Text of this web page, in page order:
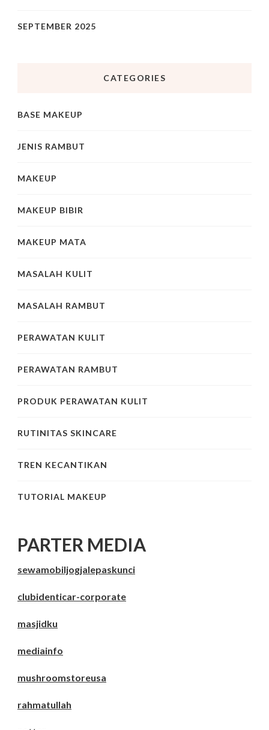
SEPTEMBER 2025
CATEGORIES
BASE MAKEUP
JENIS RAMBUT
MAKEUP
MAKEUP BIBIR
MAKEUP MATA
MASALAH KULIT
MASALAH RAMBUT
PERAWATAN KULIT
PERAWATAN RAMBUT
PRODUK PERAWATAN KULIT
RUTINITAS SKINCARE
TREN KECANTIKAN
TUTORIAL MAKEUP
PARTER MEDIA
sewamobiljogjalepaskunci
clubidenticar-corporate
masjidku
mediainfo
mushroomstoreusa
rahmatullah